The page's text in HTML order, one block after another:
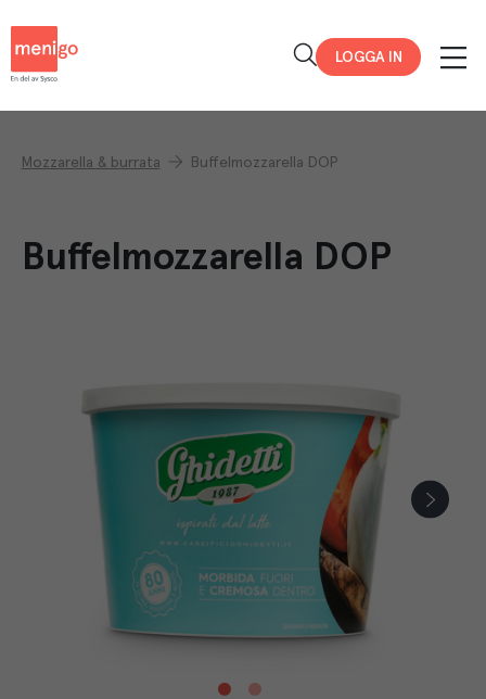
LOGGA IN
Mozzarella & burrata Buffelmozzarella DOP
Buffelmozzarella DOP